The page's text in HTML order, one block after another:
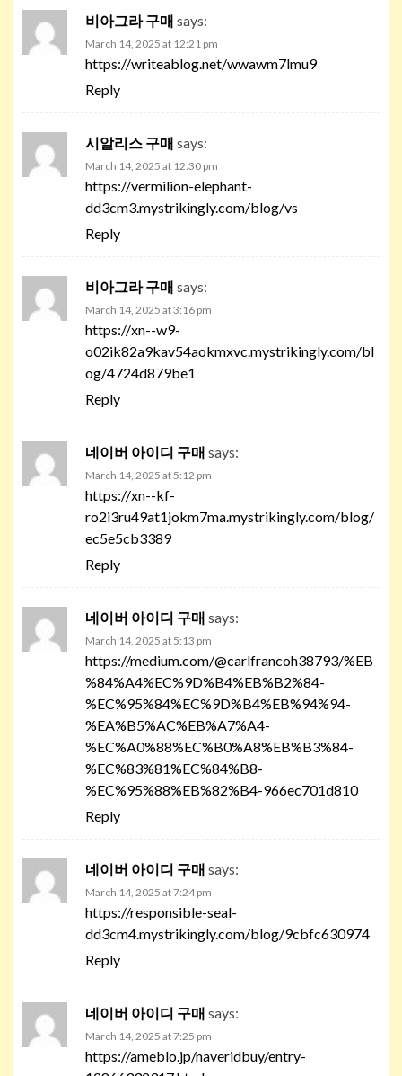
비아그라 구매 says:
March 14, 2025 at 12:21 pm
https://writeablog.net/wwawm7lmu9
Reply
시알리스 구매 says:
March 14, 2025 at 12:30 pm
https://vermilion-elephant-
dd3cm3.mystrikingly.com/blog/vs
Reply
비아그라 구매 says:
March 14, 2025 at 3:16 pm
https://xn--w9-
o02ik82a9kav54aokmxvc.mystrikingly.com/bl
og/4724d879be1
Reply
네이버 아이디 구매 says:
March 14, 2025 at 5:12 pm
https://xn--kf-
ro2i3ru49at1jokm7ma.mystrikingly.com/blog/
ec5e5cb3389
Reply
네이버 아이디 구매 says:
March 14, 2025 at 5:13 pm
https://medium.com/@carlfrancoh38793/%EB
%84%A4%EC%9D%B4%EB%B2%84-
%EC%95%84%EC%9D%B4%EB%94%94-
%EA%B5%AC%EB%A7%A4-
%EC%A0%88%EC%B0%A8%EB%B3%84-
%EC%83%81%EC%84%B8-
%EC%95%88%EB%82%B4-966ec701d810
Reply
네이버 아이디 구매 says:
March 14, 2025 at 7:24 pm
https://responsible-seal-
dd3cm4.mystrikingly.com/blog/9cbfc630974
Reply
네이버 아이디 구매 says:
March 14, 2025 at 7:25 pm
https://ameblo.jp/naveridbuy/entry-